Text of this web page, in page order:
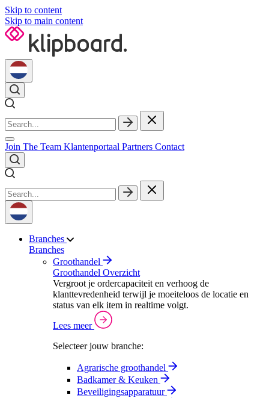
Skip to content
Skip to main content
Join The Team Klantenportaal Partners Contact
Branches
Branches
Groothandel
Groothandel Overzicht
Vergroot je ordercapaciteit en verhoog de
klanttevredenheid terwijl je moeiteloos de locatie en
status van elk item in realtime volgt.
Lees meer
Selecteer jouw branche:
Agrarische groothandel
Badkamer & Keuken
Beveiligingsapparatuur